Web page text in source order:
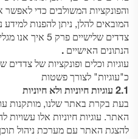
והפונקציות המשולבים כדי
המובאים להלן, ניתן להפנות למידע
צדדים שלישיים פרק 5
איך אנו
הנתונים האישיים .
עוגיות וכלים ופונקציות של צדדים
כ"עוגיות" לצורך פשטות
2.1 עוגיות חיוניות ולא חיוניות
בעת בקרת באתר שלנו, מותקנות
האתר. עוגיות חיוניות אלו עשויות
להצגת האתר עם מערכת ניהול